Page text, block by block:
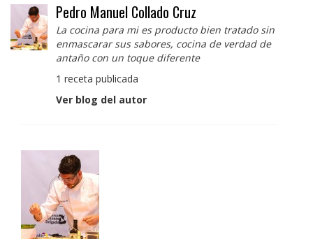
Pedro Manuel Collado Cruz
La cocina para mi es producto bien tratado sin
enmascarar sus sabores, cocina de verdad de
antaño con un toque diferente
1 receta publicada
Ver blog del autor